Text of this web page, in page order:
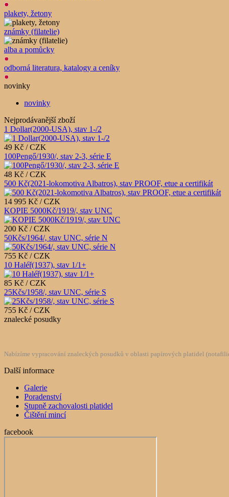
plakety, žetony
známky (filatelie)
alba a pomůcky
odborná literatura, katalogy a ceníky
novinky
novinky
Nejprodávanější zboží
1 Dollar(2000-USA), stav 1-/2
49 Kč / CZK
100Pengő/1930/, stav 2-3, série E
48 Kč / CZK
500 Kč(2021-lokomotiva Albatros), stav PROOF, etue a certifikát
14 995 Kč / CZK
KOPIE 5000Kč/1919/, stav UNC
200 Kč / CZK
50Kčs/1964/, stav UNC, série N
755 Kč / CZK
10 Haléř(1937), stav 1/1+
85 Kč / CZK
25Kčs/1958/, stav UNC, série S
755 Kč / CZK
znalecké posudky
Nabízíme vypracování znaleckých posudků v oblasti papírových platidel
Další informace
Galerie
Poradenství
Stupně zachovalosti platidel
Čištění mincí
facebook